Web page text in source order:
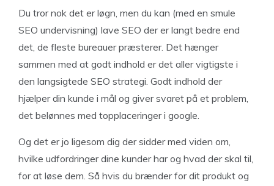
Du tror nok det er løgn, men du kan (med en smule
SEO undervisning) lave SEO der er langt bedre end
det, de fleste bureauer præsterer. Det hænger
sammen med at godt indhold er det aller vigtigste i
den langsigtede SEO strategi. Godt indhold der
hjælper din kunde i mål og giver svaret på et problem,
det belønnes med topplaceringer i google.
Og det er jo ligesom dig der sidder med viden om,
hvilke udfordringer dine kunder har og hvad der skal til,
for at løse dem. Så hvis du brænder for dit produkt og